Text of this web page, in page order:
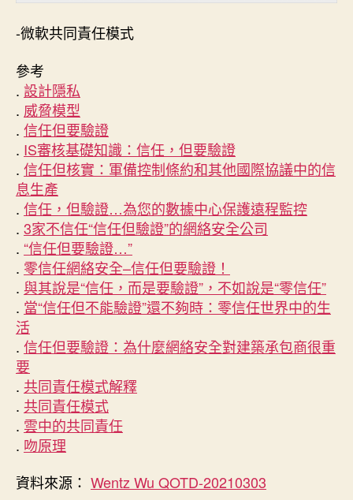
-微軟共同責任模式
參考
. 設計隱私
. 威脅模型
. 信任但要驗證
. IS審核基礎知識：信任，但要驗證
. 信任但核實：軍備控制條約和其他國際協議中的信
息生產
. 信任，但驗證…為您的數據中心保護遠程監控
. 3家不信任“信任但驗證”的網絡安全公司
. “信任但要驗證…”
. 零信任網絡安全–信任但要驗證！
. 與其說是“信任，而是要驗證”，不如說是“零信任”
. 當“信任但不能驗證”還不夠時：零信任世界中的生
活
. 信任但要驗證：為什麼網絡安全對建築承包商很重
要
. 共同責任模式解釋
. 共同責任模式
. 雲中的共同責任
. 吻原理
資料來源： Wentz Wu QOTD-20210303